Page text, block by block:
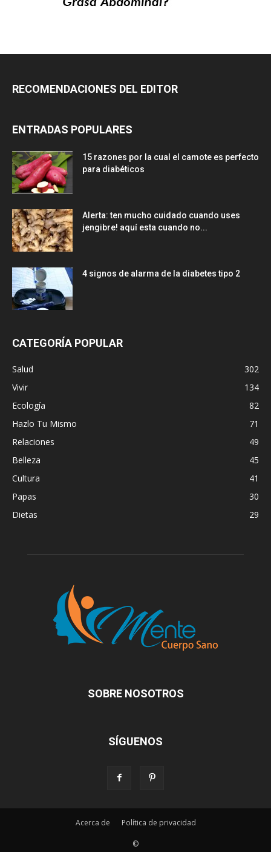
RECOMENDACIONES DEL EDITOR
ENTRADAS POPULARES
15 razones por la cual el camote es perfecto
para diabéticos
Alerta: ten mucho cuidado cuando uses
jengibre! aquí esta cuando no...
4 signos de alarma de la diabetes tipo 2
CATEGORÍA POPULAR
Salud
302
Vivir
134
Ecología
82
Hazlo Tu Mismo
71
Relaciones
49
Belleza
45
Cultura
41
Papas
30
Dietas
29
SOBRE NOSOTROS
SÍGUENOS
Acerca de Política de privacidad
©